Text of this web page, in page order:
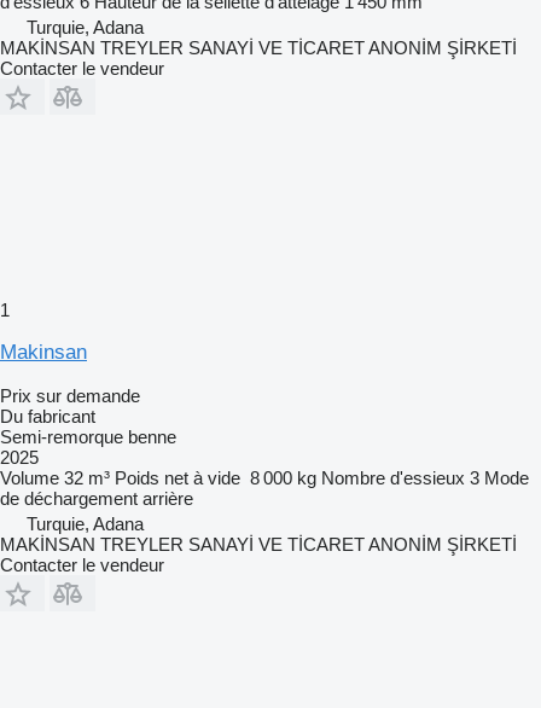
Turquie, Adana
MAKİNSAN TREYLER SANAYİ VE TİCARET ANONİM ŞİRKETİ
Contacter le vendeur
1
Makinsan
Prix sur demande
Du fabricant
Semi-remorque benne
2025
Volume 32 m³ Poids net à vide 8 000 kg Nombre d'essieux 3 Mode
de déchargement arrière
Turquie, Adana
MAKİNSAN TREYLER SANAYİ VE TİCARET ANONİM ŞİRKETİ
Contacter le vendeur